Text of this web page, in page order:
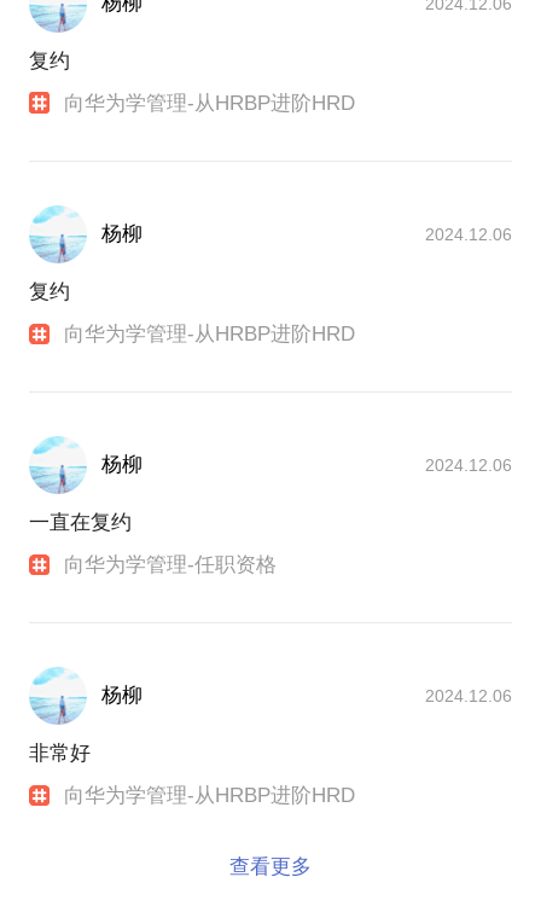
复约
向华为学管理-从HRBP进阶HRD
杨柳 2024.12.06
复约
向华为学管理-从HRBP进阶HRD
杨柳 2024.12.06
一直在复约
向华为学管理-任职资格
杨柳 2024.12.06
非常好
向华为学管理-从HRBP进阶HRD
查看更多